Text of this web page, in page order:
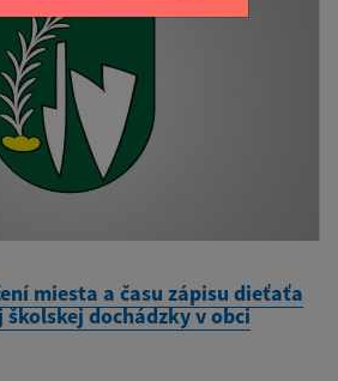
miesta a času zápisu dieťaťa
dochádzky v obci